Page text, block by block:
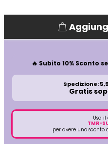
Dyson
🔥 Subito 10% Sconto
Spedizione:
Gratis
Usa
TMR-
per avere uno sconto